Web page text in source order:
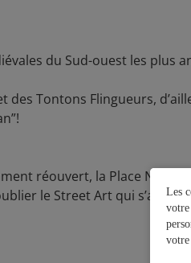
du Sud-ouest les plus
des Tontons Flingueurs,
réouvert, la Place
le Street Art qui
Les
votre